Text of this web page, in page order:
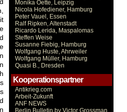
Monika Oette, Leipzig
Nicola Hofediener, Hamburg
Peter Vauel, Essen
Ralf Ripken, Altenstadt
Ricardo Lerida, Maspalomas
Steffen Weise
Susanne Fiebig, Hamburg
Wolfgang Huste, Ahrweiler
Wolfgang Müller, Hamburg
Quasi B., Dresden
Kooperationspartner
Antikrieg.com
Arbeit-Zukunft
ANF NEWS
Berlin Bulletin by Victor Grossman